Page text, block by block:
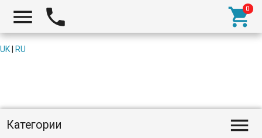
  
UK RU
Категории 